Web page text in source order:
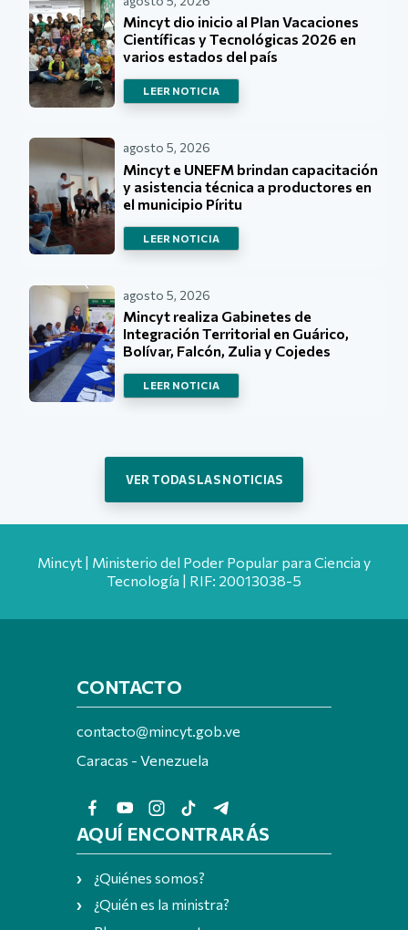
Mincyt dio inicio al Plan Vacaciones
Científicas y Tecnológicas 2026 en
varios estados del país
LEER NOTICIA
agosto 5, 2026
Mincyt e UNEFM brindan capacitación
y asistencia técnica a productores en
el municipio Píritu
LEER NOTICIA
agosto 5, 2026
Mincyt realiza Gabinetes de
Integración Territorial en Guárico,
Bolívar, Falcón, Zulia y Cojedes
LEER NOTICIA
VER TODAS LAS NOTICIAS
Mincyt | Ministerio del Poder Popular para Ciencia y
Tecnología | RIF: 20013038-5
CONTACTO
contacto@mincyt.gob.ve
Caracas - Venezuela
AQUÍ ENCONTRARÁS
¿Quiénes somos?
¿Quién es la ministra?